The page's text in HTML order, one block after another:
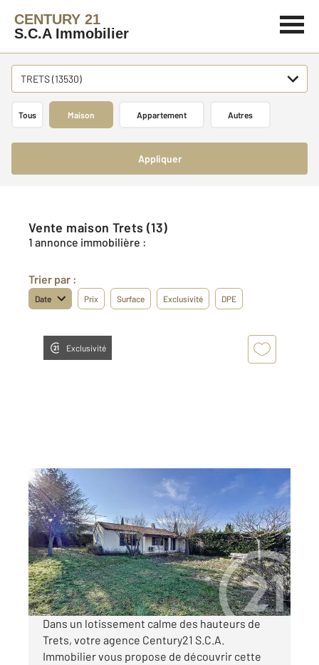
CENTURY 21
S.C.A Immobilier
TRETS (13530)
Tous Maison Appartement Autres
Appliquer
Vente maison Trets (13)
1 annonce immobilière :
Trier par :
Date Prix Surface Exclusivité DPE
Exclusivité
TRETS 13
75 m2, 3 pièces
Ref : 7590
Maison à vendre
420 000 €
Visiter le site dédié
Dans un lotissement calme des hauteurs de
Trets, votre agence Century21 S.C.A.
Immobilier vous propose de découvrir cette